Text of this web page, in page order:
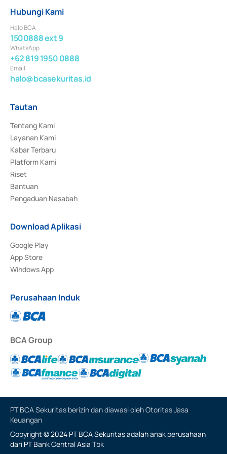
Hubungi Kami
Halo BCA
1500888 ext 9
WhatsApp
+62 819 1950 0888
Email
halo@bcasekuritas.id
Tautan
Tentang Kami
Layanan Kami
Kabar Terbaru
Platform Kami
Riset
Bantuan
Pengaduan Nasabah
Download Aplikasi
Google Play
App Store
Windows App
Perusahaan Induk
BCA Group
PT BCA Sekuritas berizin dan diawasi oleh Otoritas Jasa
Keuangan
Copyright © 2024 PT BCA Sekuritas adalah anak perusahaan
dari PT Bank Central Asia Tbk